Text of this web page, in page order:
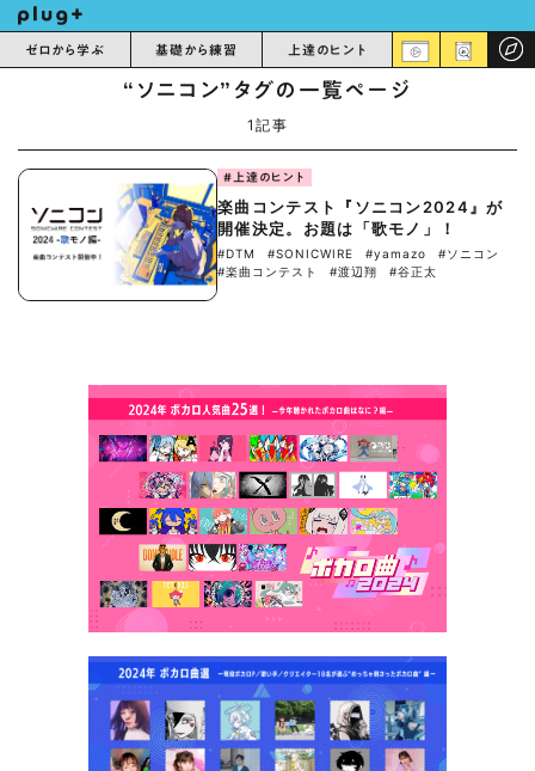
ゼロから学ぶ 基礎から練習 上達のヒント
“ソニコン”タグの一覧ページ
1記事
#上達のヒント
楽曲コンテスト『ソニコン2024』が
開催決定。お題は「歌モノ」！
#DTM #SONICWIRE #yamazo
#ソニコン
#楽曲コンテスト
#渡辺翔 #谷正太